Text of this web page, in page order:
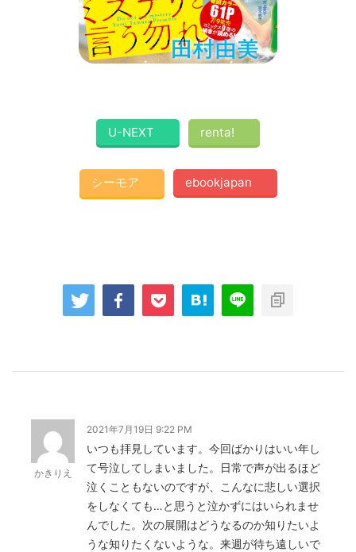
U-NEXT renta!
シーモア ebookjapan
かきりえ
2021年7月19日 9:22 PM
いつも拝見しています。今回ばかりはいい年し
て号泣してしまいました。日常で声が出るほど
泣くこともないのですが、こんなに悲しい選択
をしなくても…と思うと泣かずにはいられませ
んでした。次の展開はどうなるのか知りたいよ
うな知りたくないような。来週が待ち遠しいで